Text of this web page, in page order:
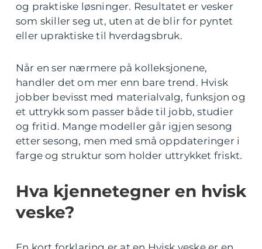
og praktiske løsninger. Resultatet er vesker
som skiller seg ut, uten at de blir for pyntet
eller upraktiske til hverdagsbruk.
Når en ser nærmere på kolleksjonene,
handler det om mer enn bare trend. Hvisk
jobber bevisst med materialvalg, funksjon og
et uttrykk som passer både til jobb, studier
og fritid. Mange modeller går igjen sesong
etter sesong, men med små oppdateringer i
farge og struktur som holder uttrykket friskt.
Hva kjennetegner en hvisk
veske?